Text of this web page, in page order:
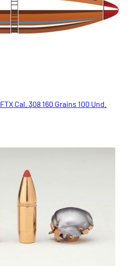
Cal. 308 160 Grains 100 Und.